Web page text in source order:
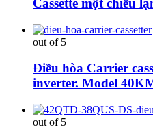
Cassette một chiều
out of 5
Điều hòa Carrier
inverter. Model
out of 5